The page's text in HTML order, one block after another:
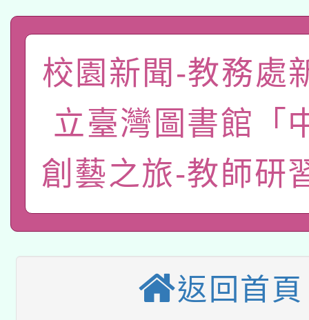
礎課程
A3數位素養講師名單
「數位內容與教學軟體
pilot」
薪期間赴陸應申請許可
轉知經濟部水利署委託
業技術研究院辦理「
用水績優單位及節水達
動」
115年8月22日(星期六
桃園市孔廟祈福系列
本校115學年度第2次
招甄選結果公告(無人
適應運動共學行動站研
本館辦理115年度閱讀
校園新聞-教務處
立臺灣圖書館「
創藝之旅-教師研
返回首頁